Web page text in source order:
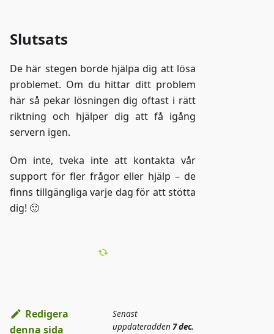
Slutsats
De här stegen borde hjälpa dig att lösa
problemet. Om du hittar ditt problem
här så pekar lösningen dig oftast i rätt
riktning och hjälper dig att få igång
servern igen.
Om inte, tveka inte att kontakta vår
support för fler frågor eller hjälp – de
finns tillgängliga varje dag för att stötta
dig! 🙂
Redigera
denna sida
Senast
uppdateradden 7 dec.